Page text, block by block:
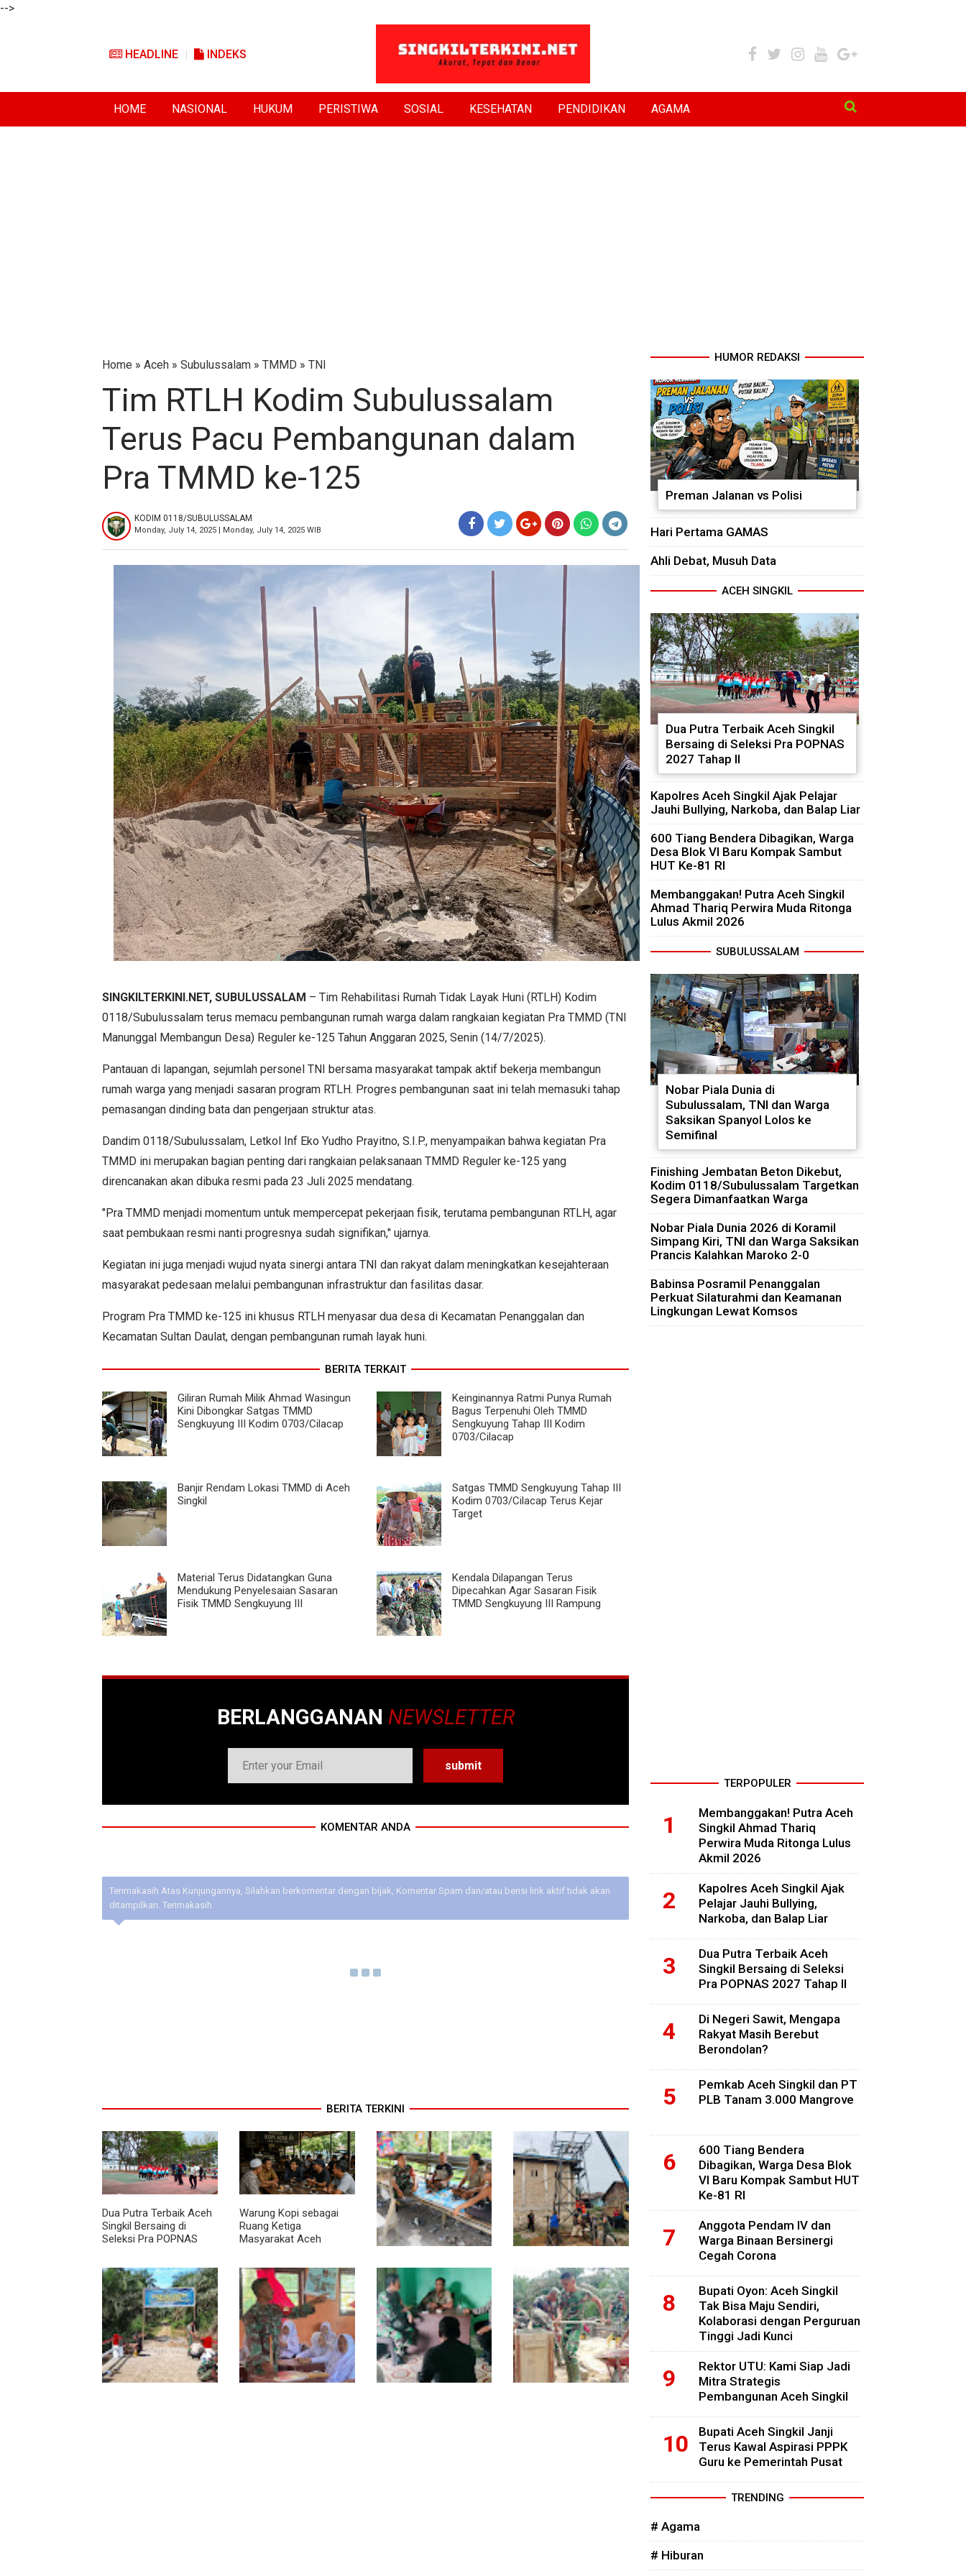
-->
HEADLINE INDEKS
HOME NASIONAL HUKUM PERISTIWA SOSIAL KESEHATAN PENDIDIKAN AGAMA
Home » ‎Aceh » Subulussalam » TMMD » TNI
Tim RTLH Kodim Subulussalam
Terus Pacu Pembangunan dalam
Pra TMMD ke-125
KODIM 0118/SUBULUSSALAM
Monday, July 14, 2025 | Monday, July 14, 2025 WIB
SINGKILTERKINI.NET, SUBULUSSALAM – Tim Rehabilitasi Rumah Tidak Layak Huni (RTLH) Kodim
0118/Subulussalam terus memacu pembangunan rumah warga dalam rangkaian kegiatan Pra TMMD (TNI
Manunggal Membangun Desa) Reguler ke-125 Tahun Anggaran 2025, Senin (14/7/2025).
Pantauan di lapangan, sejumlah personel TNI bersama masyarakat tampak aktif bekerja membangun
rumah warga yang menjadi sasaran program RTLH. Progres pembangunan saat ini telah memasuki tahap
pemasangan dinding bata dan pengerjaan struktur atas.
Dandim 0118/Subulussalam, Letkol Inf Eko Yudho Prayitno, S.I.P., menyampaikan bahwa kegiatan Pra
TMMD ini merupakan bagian penting dari rangkaian pelaksanaan TMMD Reguler ke-125 yang
direncanakan akan dibuka resmi pada 23 Juli 2025 mendatang.
"Pra TMMD menjadi momentum untuk mempercepat pekerjaan fisik, terutama pembangunan RTLH, agar
saat pembukaan resmi nanti progresnya sudah signifikan," ujarnya.
Kegiatan ini juga menjadi wujud nyata sinergi antara TNI dan rakyat dalam meningkatkan kesejahteraan
masyarakat pedesaan melalui pembangunan infrastruktur dan fasilitas dasar.
Program Pra TMMD ke-125 ini khusus RTLH menyasar dua desa di Kecamatan Penanggalan dan
Kecamatan Sultan Daulat, dengan pembangunan rumah layak huni.
BERITA TERKAIT
Giliran Rumah Milik Ahmad Wasingun
Kini Dibongkar Satgas TMMD
Sengkuyung III Kodim 0703/Cilacap
Keinginannya Ratmi Punya Rumah
Bagus Terpenuhi Oleh TMMD
Sengkuyung Tahap III Kodim
0703/Cilacap
Banjir Rendam Lokasi TMMD di Aceh
Singkil
Satgas TMMD Sengkuyung Tahap III
Kodim 0703/Cilacap Terus Kejar
Target
Material Terus Didatangkan Guna
Mendukung Penyelesaian Sasaran
Fisik TMMD Sengkuyung III
Kendala Dilapangan Terus
Dipecahkan Agar Sasaran Fisik
TMMD Sengkuyung III Rampung
BERLANGGANAN NEWSLETTER
KOMENTAR ANDA
Terimakasih Atas Kunjungannya, Silahkan berkomentar dengan bijak, Komentar Spam dan/atau berisi link aktif tidak akan
ditampilkan. Terimakasih.
BERITA TERKINI
Dua Putra Terbaik Aceh
Singkil Bersaing di
Seleksi Pra POPNAS
Warung Kopi sebagai
Ruang Ketiga
Masyarakat Aceh
Lewat Komsos di
Warung Kopi, Babinsa
Bangun Sinergi dan
Kekompakan Warga
Progres TNI AD
Manunggal Air Dikebut,
Babinsa dan Warga
Dirikan Tower Polytank
di Belegen Mulia
HUMOR REDAKSI
Preman Jalanan vs Polisi
Hari Pertama GAMAS
Ahli Debat, Musuh Data
ACEH SINGKIL
Dua Putra Terbaik Aceh Singkil
Bersaing di Seleksi Pra POPNAS
2027 Tahap II
Kapolres Aceh Singkil Ajak Pelajar
Jauhi Bullying, Narkoba, dan Balap Liar
600 Tiang Bendera Dibagikan, Warga
Desa Blok VI Baru Kompak Sambut
HUT Ke-81 RI
Membanggakan! Putra Aceh Singkil
Ahmad Thariq Perwira Muda Ritonga
Lulus Akmil 2026
SUBULUSSALAM
Nobar Piala Dunia di
Subulussalam, TNI dan Warga
Saksikan Spanyol Lolos ke
Semifinal
Finishing Jembatan Beton Dikebut,
Kodim 0118/Subulussalam Targetkan
Segera Dimanfaatkan Warga
Nobar Piala Dunia 2026 di Koramil
Simpang Kiri, TNI dan Warga Saksikan
Prancis Kalahkan Maroko 2-0
Babinsa Posramil Penanggalan
Perkuat Silaturahmi dan Keamanan
Lingkungan Lewat Komsos
TERPOPULER
Membanggakan! Putra Aceh
Singkil Ahmad Thariq
Perwira Muda Ritonga Lulus
Akmil 2026
Kapolres Aceh Singkil Ajak
Pelajar Jauhi Bullying,
Narkoba, dan Balap Liar
Dua Putra Terbaik Aceh
Singkil Bersaing di Seleksi
Pra POPNAS 2027 Tahap II
Di Negeri Sawit, Mengapa
Rakyat Masih Berebut
Berondolan?
Pemkab Aceh Singkil dan PT
PLB Tanam 3.000 Mangrove
600 Tiang Bendera
Dibagikan, Warga Desa Blok
VI Baru Kompak Sambut HUT
Ke-81 RI
Anggota Pendam IV dan
Warga Binaan Bersinergi
Cegah Corona
Bupati Oyon: Aceh Singkil
Tak Bisa Maju Sendiri,
Kolaborasi dengan Perguruan
Tinggi Jadi Kunci
Rektor UTU: Kami Siap Jadi
Mitra Strategis
Pembangunan Aceh Singkil
Bupati Aceh Singkil Janji
Terus Kawal Aspirasi PPPK
Guru ke Pemerintah Pusat
TRENDING
# Agama
# Hiburan